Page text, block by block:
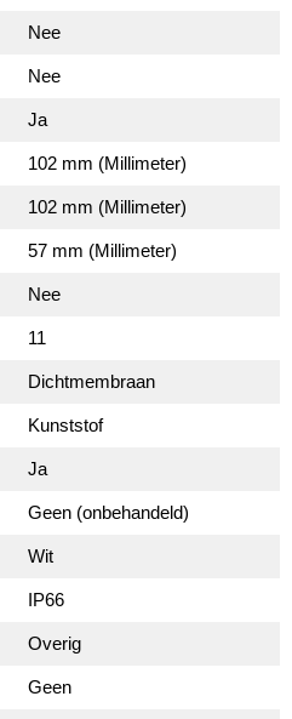
Nee
Nee
Ja
102 mm (Millimeter)
102 mm (Millimeter)
57 mm (Millimeter)
Nee
11
Dichtmembraan
Kunststof
Ja
Geen (onbehandeld)
Wit
IP66
Overig
Geen